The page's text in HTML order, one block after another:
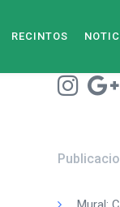
RECINTOS